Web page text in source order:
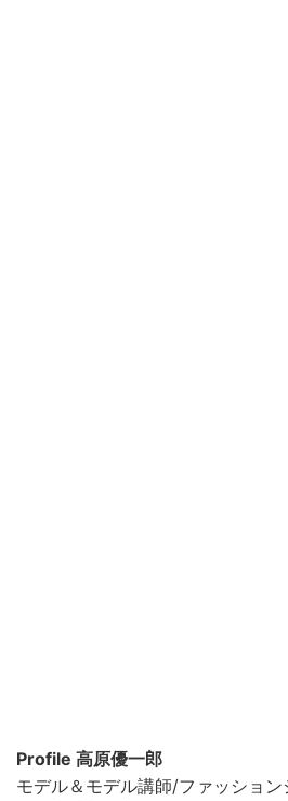
Profile 高原優一郎
モデル＆モデル講師/ファッション